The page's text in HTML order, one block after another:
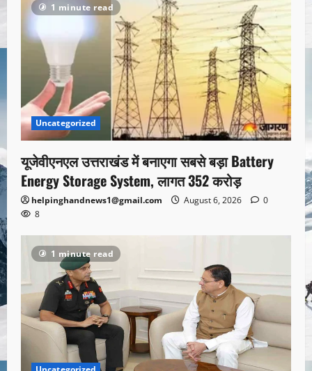
1 minute read
Uncategorized
यूजेवीएनएल उत्तराखंड में बनाएगा सबसे बड़ा Battery
Energy Storage System, लागत 352 करोड़
helpinghandnews1@gmail.com August 6, 2026
0
8
1 minute read